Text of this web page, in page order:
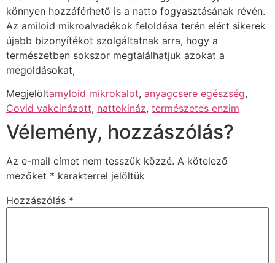
könnyen hozzáférhető is a natto fogyasztásának révén.
Az amiloid mikroalvadékok feloldása terén elért sikerek
újabb bizonyítékot szolgáltatnak arra, hogy a
természetben sokszor megtalálhatjuk azokat a
megoldásokat,
Megjelöltamyloid mikrokalot, anyagcsere egészség,
Covid vakcinázott, nattokináz, természetes enzim
Vélemény, hozzászólás?
Az e-mail címet nem tesszük közzé. A kötelező
mezőket * karakterrel jelöltük
Hozzászólás *